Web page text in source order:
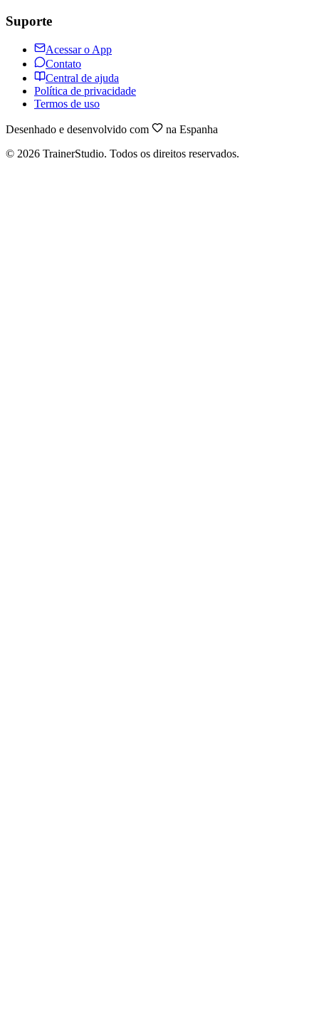
Suporte
Acessar o App
Contato
Central de ajuda
Política de privacidade
Termos de uso
Desenhado e desenvolvido com
na Espanha
© 2026 TrainerStudio. Todos os direitos reservados.